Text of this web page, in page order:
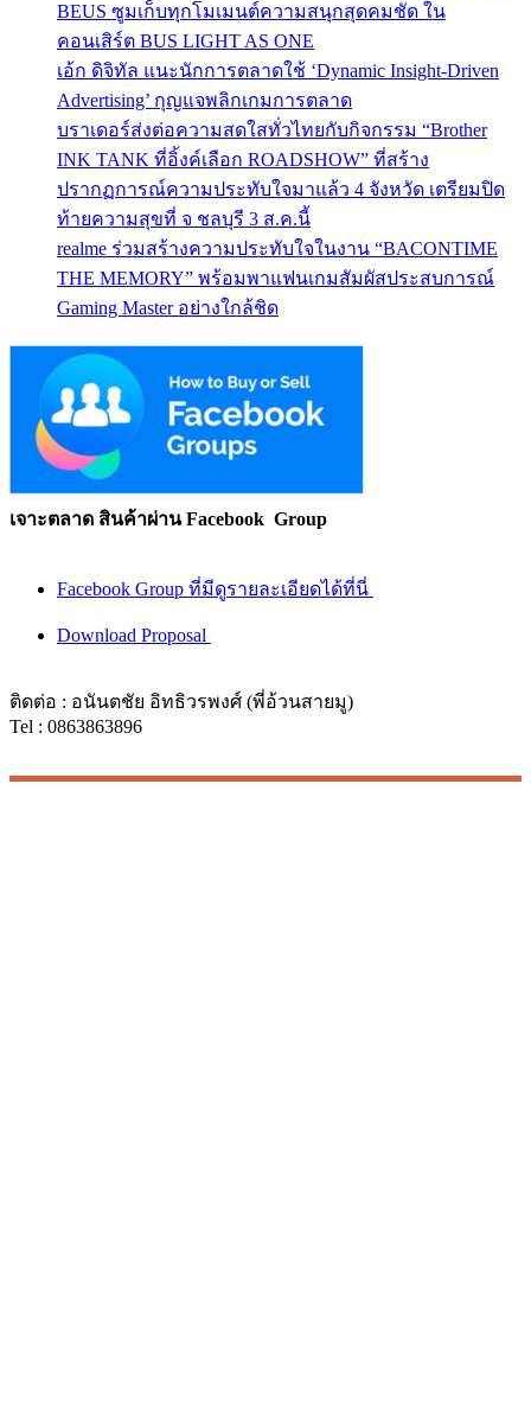
BEUS ซูมเก็บทุกโมเมนต์ความสนุกสุดคมชัด ใน
คอนเสิร์ต BUS LIGHT AS ONE
เอ้ก ดิจิทัล แนะนักการตลาดใช้ ‘Dynamic Insight-Driven
Advertising’ กุญแจพลิกเกมการตลาด
บราเดอร์ส่งต่อความสดใสทั่วไทยกับกิจกรรม “Brother
INK TANK ที่อิ้งค์เลือก ROADSHOW” ที่สร้าง
ปรากฏการณ์ความประทับใจมาแล้ว 4 จังหวัด เตรียมปิด
ท้ายความสุขที่ จ ชลบุรี 3 ส.ค.นี้
realme ร่วมสร้างความประทับใจในงาน “BACONTIME
THE MEMORY” พร้อมพาแฟนเกมสัมผัสประสบการณ์
Gaming Master อย่างใกล้ชิด
เจาะตลาด สินค้าผ่าน Facebook Group
Facebook Group ที่มีดูรายละเอียดได้ที่นี่
Download Proposal
ติดต่อ : อนันตชัย อิทธิวรพงศ์ (พี่อ้วนสายมู)
Tel : 0863863896